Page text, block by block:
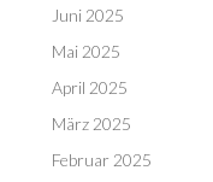
Juni 2025
Mai 2025
April 2025
März 2025
Februar 2025